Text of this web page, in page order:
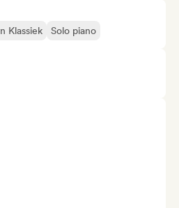
Klassiek Solo piano